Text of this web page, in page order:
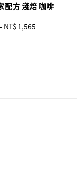
配方 淺焙 咖啡
- NT$ 1,565